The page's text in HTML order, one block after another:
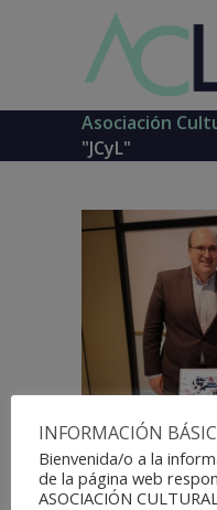
Asociación
"JCyL"
INFORMACIÓN
Bienvenida/o a la
de la página web
ASOCIACIÓN